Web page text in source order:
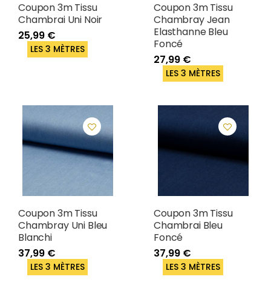
Coupon 3m Tissu
Chambrai Uni Noir
25,99 €
LES 3 MÈTRES
Coupon 3m Tissu
Chambray Jean
Elasthanne Bleu
Foncé
27,99 €
LES 3 MÈTRES
Coupon 3m Tissu
Chambray Uni Bleu
Blanchi
37,99 €
LES 3 MÈTRES
Coupon 3m Tissu
Chambrai Bleu
Foncé
37,99 €
LES 3 MÈTRES